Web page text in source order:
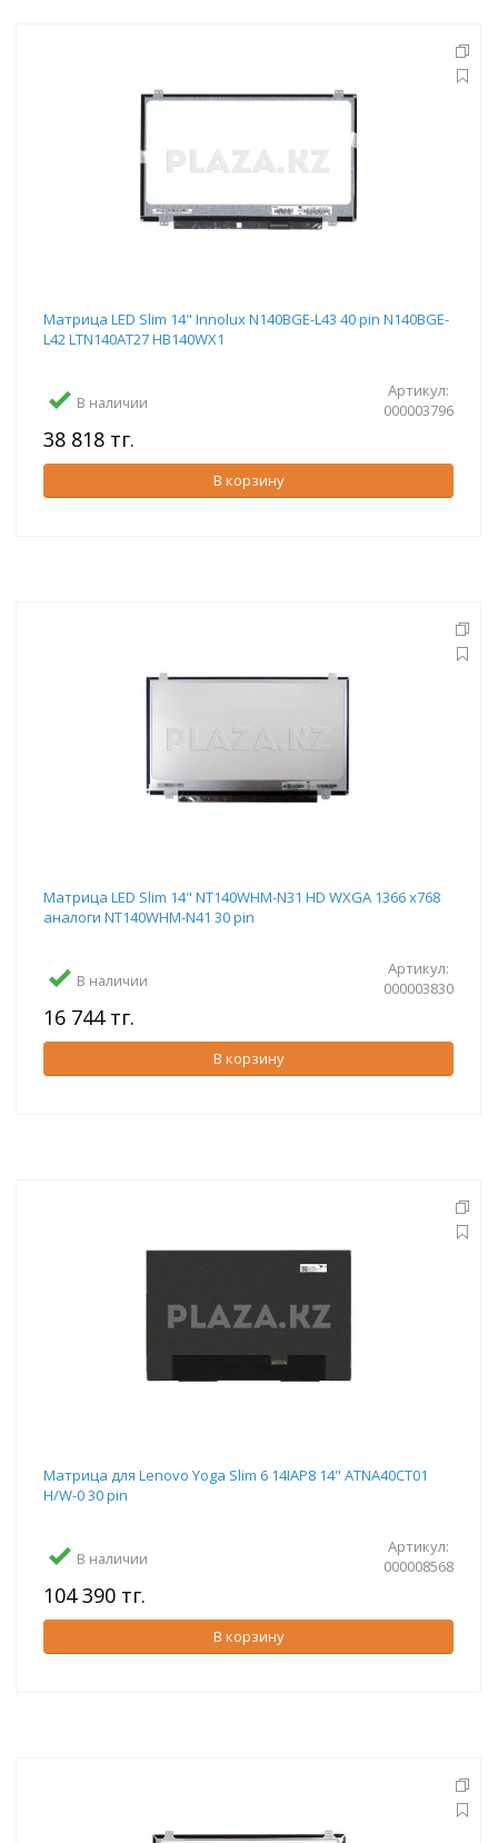
Матрица LED Slim 14" Innolux N140BGE-L43 40 pin N140BGE-
L42 LTN140AT27 HB140WX1
В наличии
Артикул:
000003796
38 818 тг.
В корзину
Матрица LED Slim 14" NT140WHM-N31 HD WXGA 1366 x768
аналоги NT140WHM-N41 30 pin
В наличии
Артикул:
000003830
16 744 тг.
В корзину
Матрица для Lenovo Yoga Slim 6 14IAP8 14" ATNA40CT01
H/W-0 30 pin
В наличии
Артикул:
000008568
104 390 тг.
В корзину